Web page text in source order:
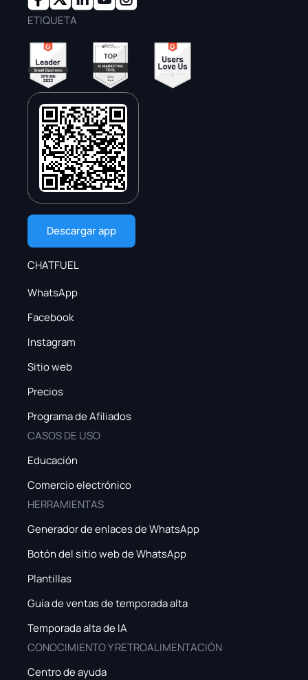
ETIQUETA
Descargar app
CHATFUEL
WhatsApp
Facebook
Instagram
Sitio web
Precios
Programa de Afiliados
CASOS DE USO
Educación
Comercio electrónico
HERRAMIENTAS
Generador de enlaces de WhatsApp
Botón del sitio web de WhatsApp
Plantillas
Guía de ventas de temporada alta
Temporada alta de IA
CONOCIMIENTO Y RETROALIMENTACIÓN
Centro de ayuda